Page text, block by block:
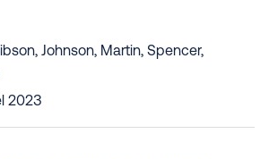
Johnson, Martin, Spencer,
2023